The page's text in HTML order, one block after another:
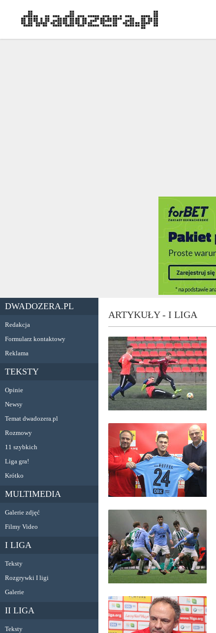
DWADOZERA.PL
Redakcja
Formularz kontaktowy
Reklama
TEKSTY
Opinie
Newsy
Temat dwadozera.pl
Rozmowy
11 szybkich
Liga gra!
Krótko
MULTIMEDIA
Galerie zdjęć
Filmy Video
I LIGA
Teksty
Rozgrywki I ligi
Galerie
II LIGA
Teksty
ARTYKUŁY - I LIGA